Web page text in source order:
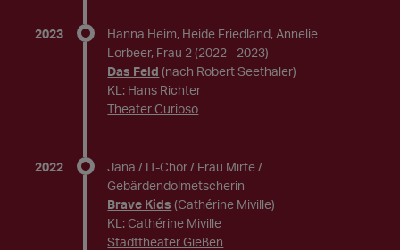
2023
Hanna Heim, Heide Friedland, Annelie
Lorbeer, Frau 2 (2022 - 2023)
Das Feld (nach Robert Seethaler)
KL: Hans Richter
Theater Curioso
2022
Jana / IT-Chor / Frau Mirte /
Gebärdendolmetscherin
Brave Kids (Cathérine Miville)
KL: Cathérine Miville
Stadttheater Gießen